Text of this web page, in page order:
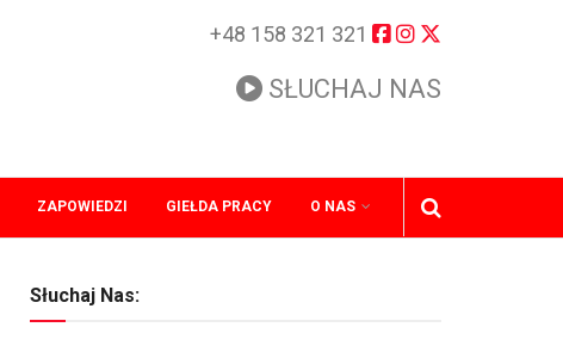
+48 158 321 321
SŁUCHAJ NAS
ZAPOWIEDZI GIEŁDA PRACY O NAS
Słuchaj Nas: